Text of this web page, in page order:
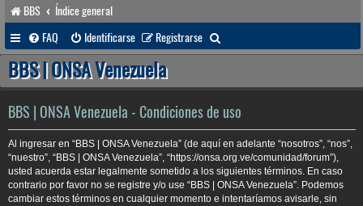
BBS
Índice general
FAQ
Identificarse Registrarse
u
a
r
BBS | ONSA Venezuela
BBS | ONSA Venezuela - Condiciones de uso
Al ingresar en “BBS | ONSA Venezuela” (de aquí en adelante “nosotros”, “nos”,
“nuestro”, “BBS | ONSA Venezuela”, “https://onsa.org.ve/comunidad/forum”),
usted acuerda estar legalmente sometido a los siguientes términos. En caso
contrario por favor no se registre y/o use “BBS | ONSA Venezuela”. Podemos
cambiar estos términos en cualquier momento e intentaríamos avisarle, sin